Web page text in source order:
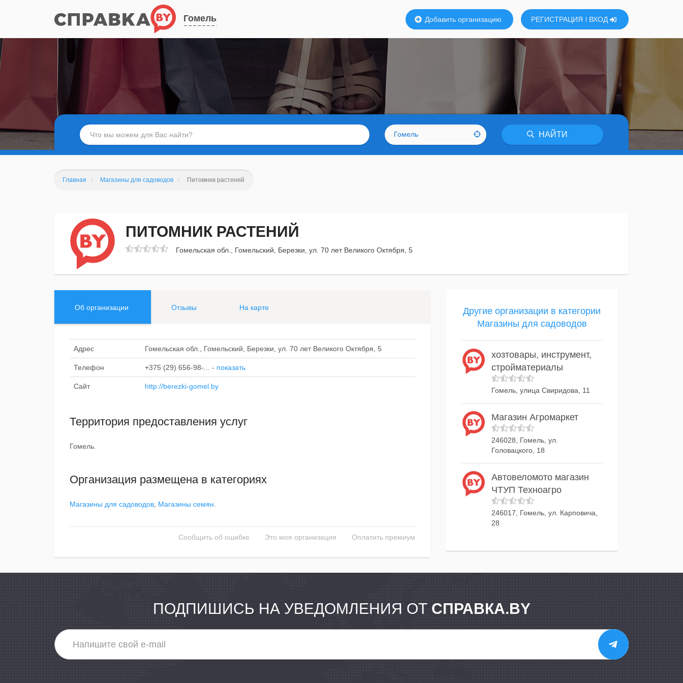
Гомель Добавить организацию РЕГИСТРАЦИЯ ВХОД
Гомель НАЙТИ
Главная Магазины для садоводов Питомник растений
ПИТОМНИК РАСТЕНИЙ
Гомельская обл., Гомельский, Березки, ул. 70 лет Великого Октября, 5
Об организации Отзывы На карте
Адрес Гомельская обл., Гомельский, Березки, ул. 70 лет Великого Октября, 5
Телефон +375 (29) 656-98-... - показать
Сайт http://berezki-gomel.by
Территория предоставления услуг
Гомель.
Организация размещена в категориях
Магазины для садоводов Магазины семян
Сообщить об ошибке Это моя организация Оплатить премиум
Другие организации в категории
Магазины для садоводов
хозтовары, инструмент,
стройматериалы
Гомель, улица Свиридова, 11
Магазин Агромаркет
246028, Гомель, ул.
Головацкого, 18
Автовеломото магазин
ЧТУП Техноагро
246017, Гомель, ул. Карповича,
28
ПОДПИШИСЬ НА УВЕДОМЛЕНИЯ ОТ СПРАВКА.BY